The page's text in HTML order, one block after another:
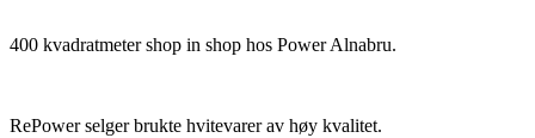
400 kvadratmeter shop in shop hos Power Alnabru.
RePower selger brukte hvitevarer av høy kvalitet.